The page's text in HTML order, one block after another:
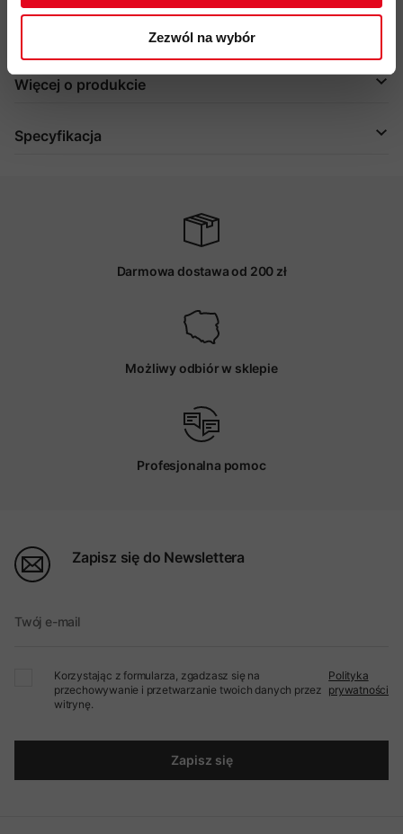
Zezwól na wybór
PFC, Fair Wear, materiały pochodzące z recyklingu
kod produktu: 2510-02491
Więcej o produkcie
Specyfikacja
Darmowa dostawa od 200 zł
Możliwy odbiór w sklepie
Profesjonalna pomoc
Zapisz się do Newslettera
Twój e-mail
Korzystając z formularza, zgadzasz się na
przechowywanie i przetwarzanie twoich danych przez
witrynę.
Polityka
prywatności
Zapisz się